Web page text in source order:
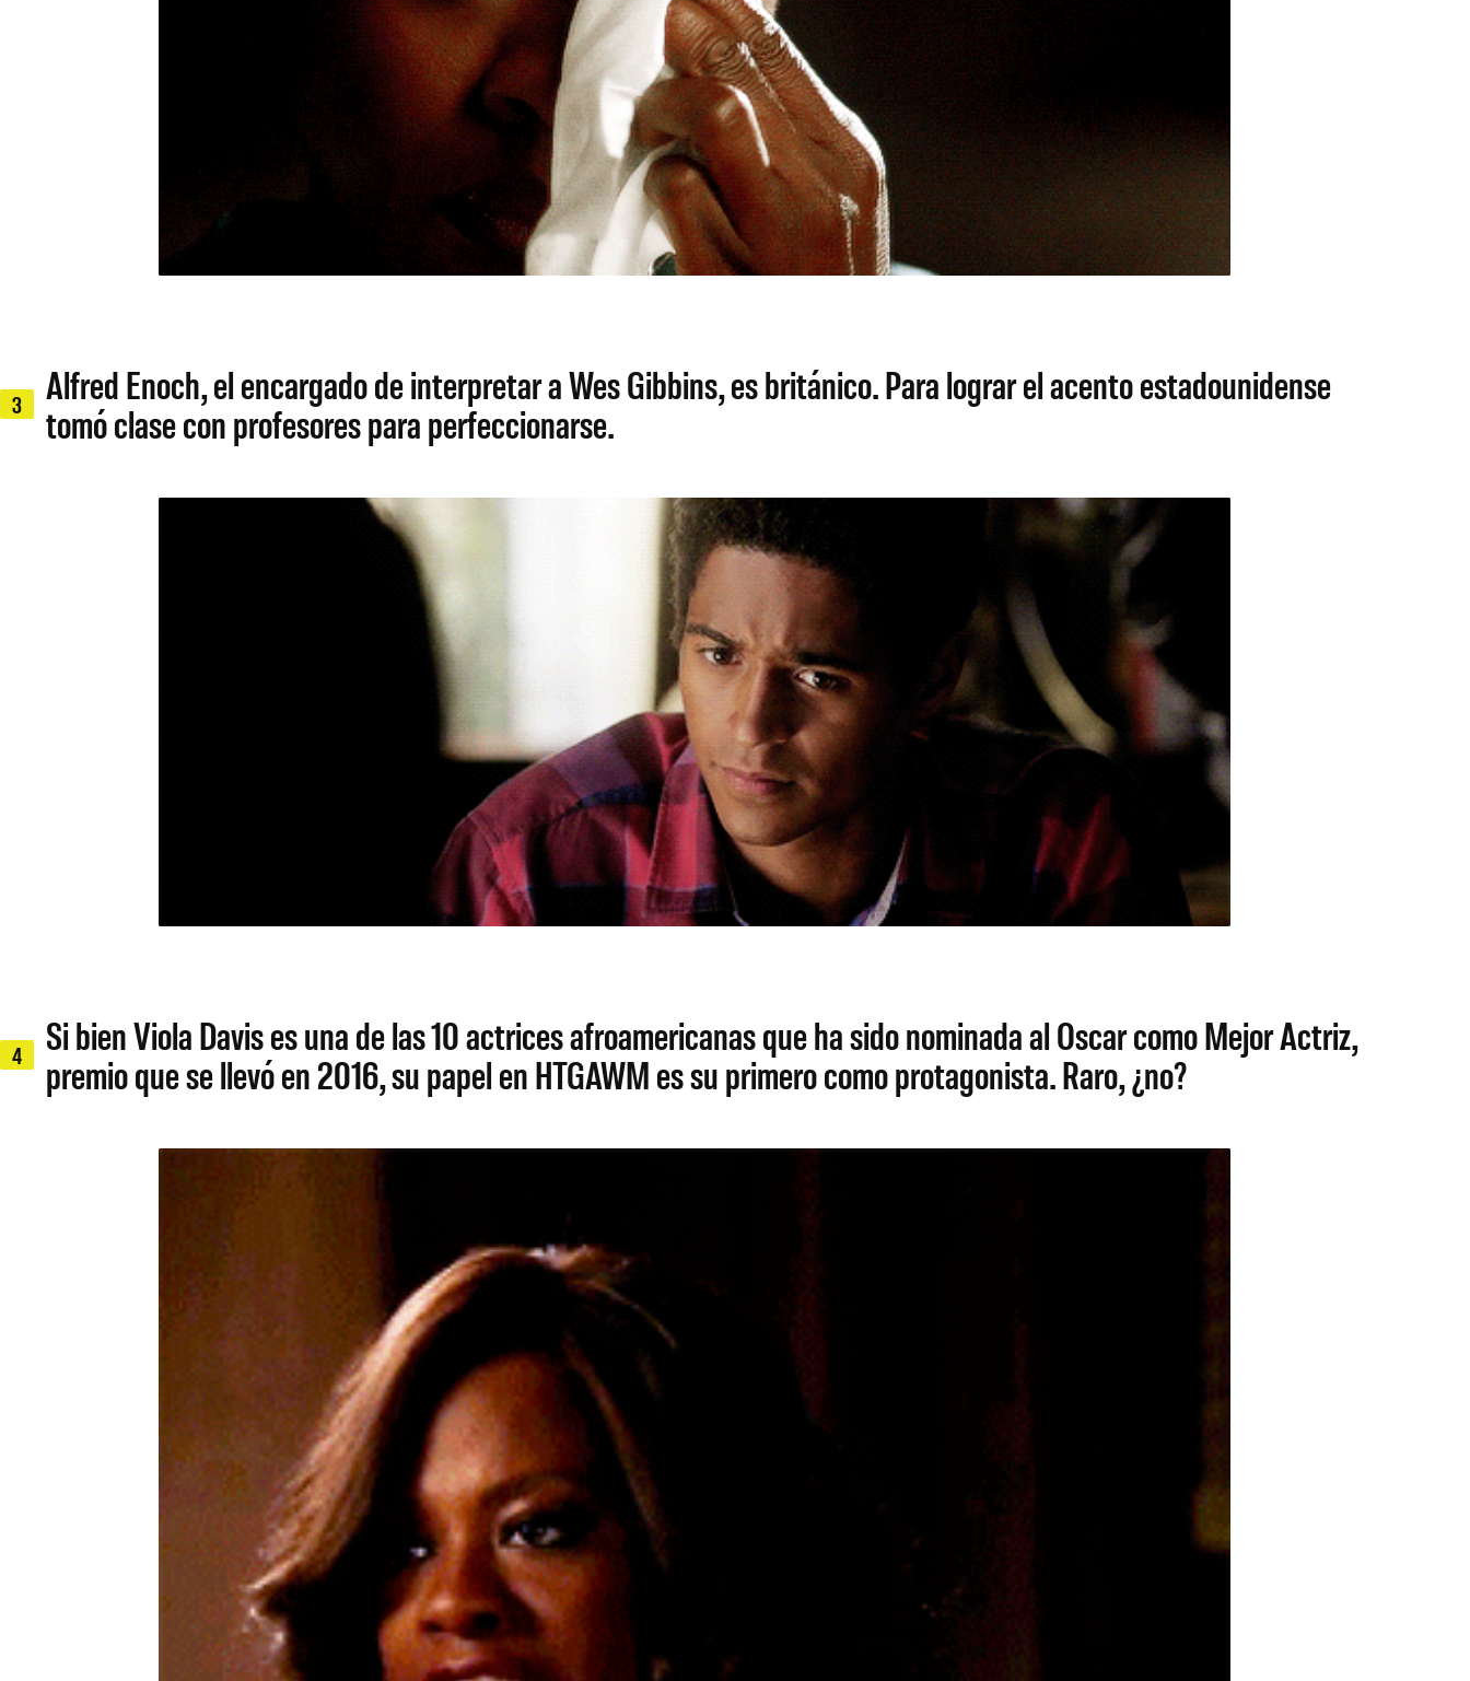
3
Alfred Enoch, el encargado de interpretar a Wes Gibbins, es británico. Para lograr el acento estadounidense
tomó clase con profesores para perfeccionarse.
4
Si bien Viola Davis es una de las 10 actrices afroamericanas que ha sido nominada al Oscar como Mejor Actriz,
premio que se llevó en 2016, su papel en HTGAWM es su primero como protagonista. Raro, ¿no?